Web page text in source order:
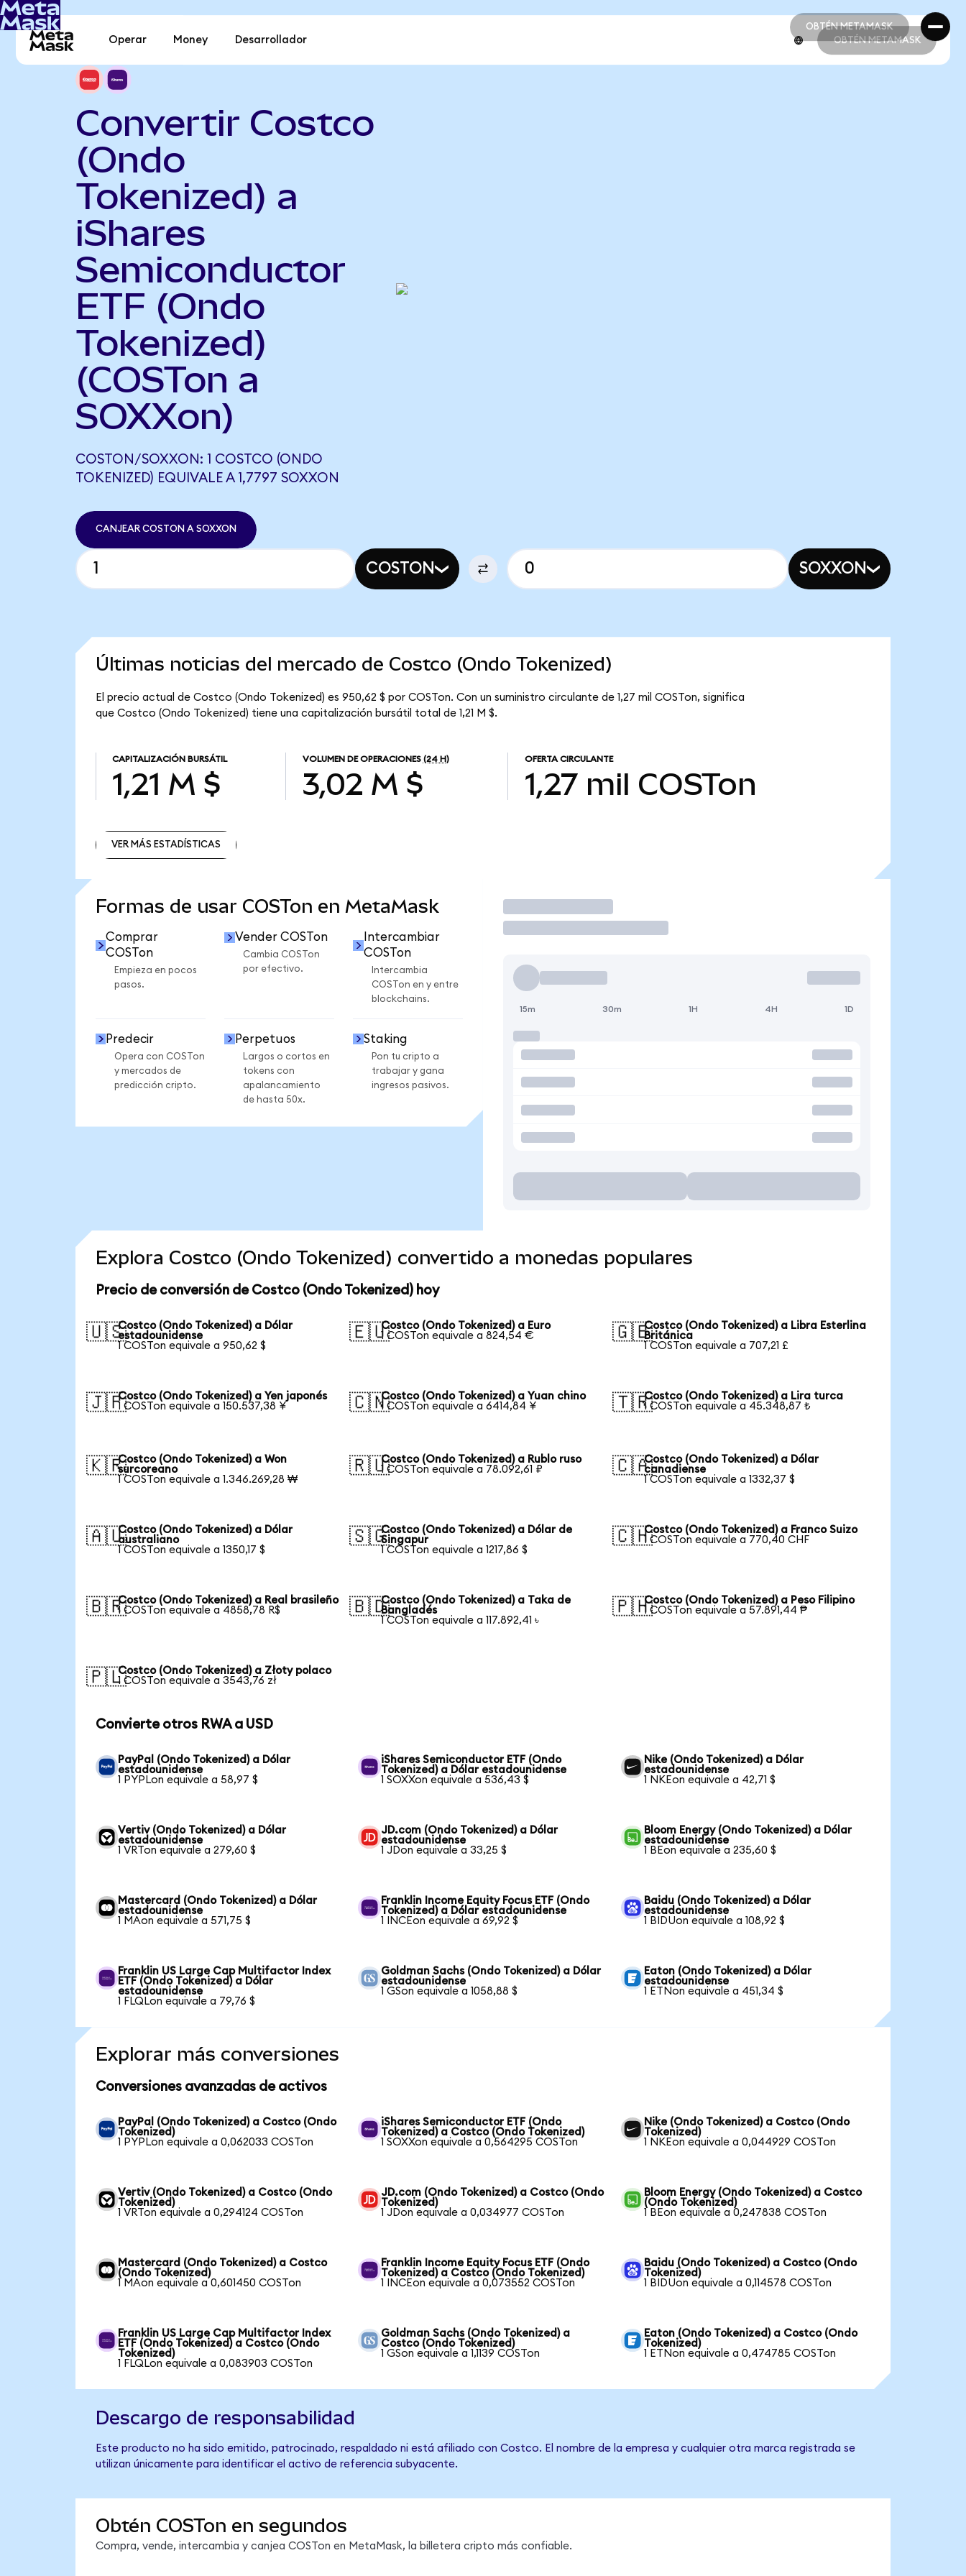
OBTÉN METAMASK
OBTÉN METAMASK
Operar Money Desarrollador OBTÉN METAMASK
Convertir Costco
(Ondo
Tokenized) a
iShares
Semiconductor
ETF (Ondo
Tokenized)
(COSTon a
SOXXon)
COSTON/SOXXON: 1 COSTCO (ONDO
TOKENIZED) EQUIVALE A 1,7797 SOXXON
CANJEAR COSTON A SOXXON
COSTON SOXXON
Últimas noticias del mercado de Costco (Ondo Tokenized)
El precio actual de Costco (Ondo Tokenized) es 950,62 $ por COSTon. Con un suministro circulante de 1,27 mil COSTon, significa
que Costco (Ondo Tokenized) tiene una capitalización bursátil total de 1,21 M $.
CAPITALIZACIÓN BURSÁTIL
1,21 M $
VOLUMEN DE OPERACIONES (24 H)
3,02 M $
OFERTA CIRCULANTE
1,27 mil COSTon
VER MÁS ESTADÍSTICAS
Formas de usar COSTon en MetaMask
Comprar
COSTon
Empieza en pocos
pasos.
Vender COSTon
Cambia COSTon
por efectivo.
Intercambiar
COSTon
Intercambia
COSTon en y entre
blockchains.
Predecir
Opera con COSTon
y mercados de
predicción cripto.
Perpetuos
Largos o cortos en
tokens con
apalancamiento
de hasta 50x.
Staking
Pon tu cripto a
trabajar y gana
ingresos pasivos.
Operar
15m 30m 1H 4H 1D
Explora Costco (Ondo Tokenized) convertido a monedas populares
Precio de conversión de Costco (Ondo Tokenized) hoy
🇺🇸Costco (Ondo Tokenized) a Dólar
estadounidense
1 COSTon equivale a 950,62 $
🇪🇺Costco (Ondo Tokenized) a Euro
1 COSTon equivale a 824,54 €
🇬🇧Costco (Ondo Tokenized) a Libra Esterlina
Británica
1 COSTon equivale a 707,21 £
🇯🇵Costco (Ondo Tokenized) a Yen japonés
1 COSTon equivale a 150.537,38 ¥
🇨🇳Costco (Ondo Tokenized) a Yuan chino
1 COSTon equivale a 6414,84 ¥
🇹🇷Costco (Ondo Tokenized) a Lira turca
1 COSTon equivale a 45.348,87 ₺
🇰🇷Costco (Ondo Tokenized) a Won
surcoreano
1 COSTon equivale a 1.346.269,28 ₩
🇷🇺Costco (Ondo Tokenized) a Rublo ruso
1 COSTon equivale a 78.092,61 ₽
🇨🇦Costco (Ondo Tokenized) a Dólar
canadiense
1 COSTon equivale a 1332,37 $
🇦🇺Costco (Ondo Tokenized) a Dólar
australiano
1 COSTon equivale a 1350,17 $
🇸🇬Costco (Ondo Tokenized) a Dólar de
Singapur
1 COSTon equivale a 1217,86 $
🇨🇭Costco (Ondo Tokenized) a Franco Suizo
1 COSTon equivale a 770,40 CHF
🇧🇷Costco (Ondo Tokenized) a Real brasileño
1 COSTon equivale a 4858,78 R$
🇧🇩Costco (Ondo Tokenized) a Taka de
Bangladés
1 COSTon equivale a 117.892,41 ৳
🇵🇭Costco (Ondo Tokenized) a Peso Filipino
1 COSTon equivale a 57.891,44 ₱
🇵🇱Costco (Ondo Tokenized) a Złoty polaco
1 COSTon equivale a 3543,76 zł
Convierte otros RWA a USD
PayPal (Ondo Tokenized) a Dólar
estadounidense
1 PYPLon equivale a 58,97 $
iShares Semiconductor ETF (Ondo
Tokenized) a Dólar estadounidense
1 SOXXon equivale a 536,43 $
Nike (Ondo Tokenized) a Dólar
estadounidense
1 NKEon equivale a 42,71 $
Vertiv (Ondo Tokenized) a Dólar
estadounidense
1 VRTon equivale a 279,60 $
JD.com (Ondo Tokenized) a Dólar
estadounidense
1 JDon equivale a 33,25 $
Bloom Energy (Ondo Tokenized) a Dólar
estadounidense
1 BEon equivale a 235,60 $
Mastercard (Ondo Tokenized) a Dólar
estadounidense
1 MAon equivale a 571,75 $
Franklin Income Equity Focus ETF (Ondo
Tokenized) a Dólar estadounidense
1 INCEon equivale a 69,92 $
Baidu (Ondo Tokenized) a Dólar
estadounidense
1 BIDUon equivale a 108,92 $
Franklin US Large Cap Multifactor Index
ETF (Ondo Tokenized) a Dólar
estadounidense
1 FLQLon equivale a 79,76 $
Goldman Sachs (Ondo Tokenized) a Dólar
estadounidense
1 GSon equivale a 1058,88 $
Eaton (Ondo Tokenized) a Dólar
estadounidense
1 ETNon equivale a 451,34 $
Explorar más conversiones
Conversiones avanzadas de activos
PayPal (Ondo Tokenized) a Costco (Ondo
Tokenized)
1 PYPLon equivale a 0,062033 COSTon
iShares Semiconductor ETF (Ondo
Tokenized) a Costco (Ondo Tokenized)
1 SOXXon equivale a 0,564295 COSTon
Nike (Ondo Tokenized) a Costco (Ondo
Tokenized)
1 NKEon equivale a 0,044929 COSTon
Vertiv (Ondo Tokenized) a Costco (Ondo
Tokenized)
1 VRTon equivale a 0,294124 COSTon
JD.com (Ondo Tokenized) a Costco (Ondo
Tokenized)
1 JDon equivale a 0,034977 COSTon
Bloom Energy (Ondo Tokenized) a Costco
(Ondo Tokenized)
1 BEon equivale a 0,247838 COSTon
Mastercard (Ondo Tokenized) a Costco
(Ondo Tokenized)
1 MAon equivale a 0,601450 COSTon
Franklin Income Equity Focus ETF (Ondo
Tokenized) a Costco (Ondo Tokenized)
1 INCEon equivale a 0,073552 COSTon
Baidu (Ondo Tokenized) a Costco (Ondo
Tokenized)
1 BIDUon equivale a 0,114578 COSTon
Franklin US Large Cap Multifactor Index
ETF (Ondo Tokenized) a Costco (Ondo
Tokenized)
1 FLQLon equivale a 0,083903 COSTon
Goldman Sachs (Ondo Tokenized) a
Costco (Ondo Tokenized)
1 GSon equivale a 1,1139 COSTon
Eaton (Ondo Tokenized) a Costco (Ondo
Tokenized)
1 ETNon equivale a 0,474785 COSTon
Descargo de responsabilidad
Este producto no ha sido emitido, patrocinado, respaldado ni está afiliado con Costco. El nombre de la empresa y cualquier otra marca registrada se
utilizan únicamente para identificar el activo de referencia subyacente.
Obtén COSTon en segundos
Compra, vende, intercambia y canjea COSTon en MetaMask, la billetera cripto más confiable.